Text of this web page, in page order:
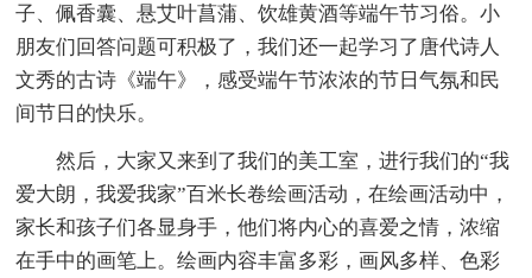
子、佩香囊、悬艾叶菖蒲、饮雄黄酒等端午节习俗。小
朋友们回答问题可积极了，我们还一起学习了唐代诗人
文秀的古诗《端午》，感受端午节浓浓的节日气氛和民
间节日的快乐。
然后，大家又来到了我们的美工室，进行我们的“我
爱大朗，我爱我家”百米长卷绘画活动，在绘画活动中，
家长和孩子们各显身手，他们将内心的喜爱之情，浓缩
在手中的画笔上。绘画内容丰富多彩，画风多样、色彩